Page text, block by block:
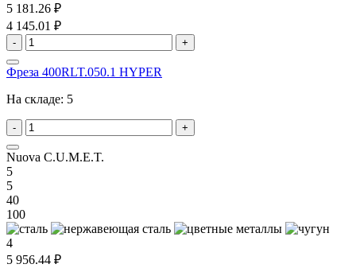
5 181.26 ₽
4 145.01 ₽
- +
Фреза 400RLT.050.1 HYPER
На складе: 5
- +
Nuova C.U.M.E.T.
5
5
40
100
4
5 956.44 ₽